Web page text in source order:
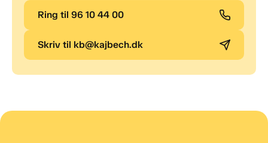
Ring til 96 10 44 00
Skriv til kb@kajbech.dk